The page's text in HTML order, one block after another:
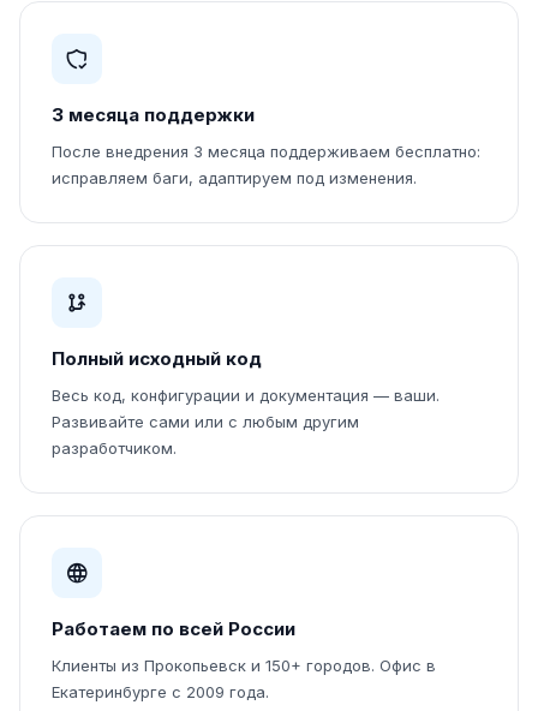
3 месяца поддержки
После внедрения 3 месяца поддерживаем бесплатно:
исправляем баги, адаптируем под изменения.
Полный исходный код
Весь код, конфигурации и документация — ваши.
Развивайте сами или с любым другим
разработчиком.
Работаем по всей России
Клиенты из Прокопьевск и 150+ городов. Офис в
Екатеринбурге с 2009 года.